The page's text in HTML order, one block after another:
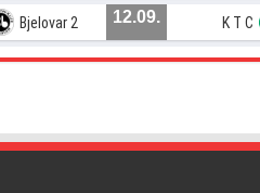
Bjelovar 2 12.09. K T C